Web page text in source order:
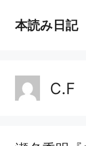
本読み日記
C.F